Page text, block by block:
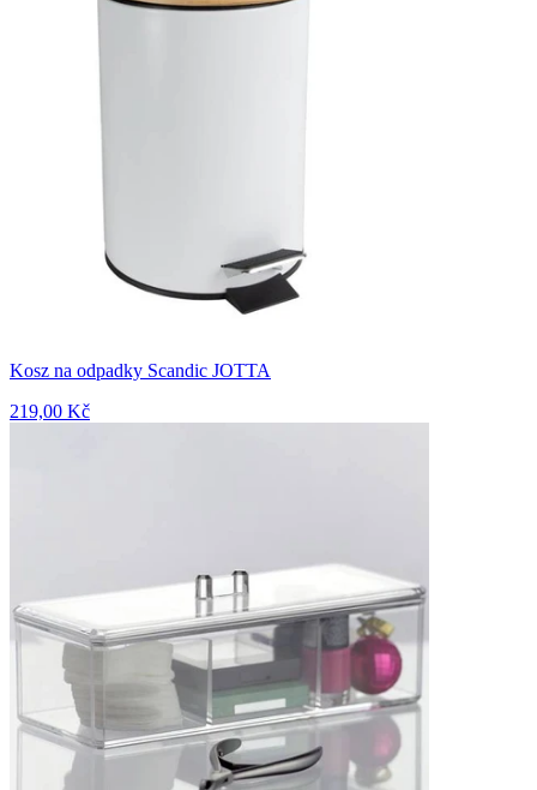
Kosz na odpadky Scandic JOTTA
219,00 Kč